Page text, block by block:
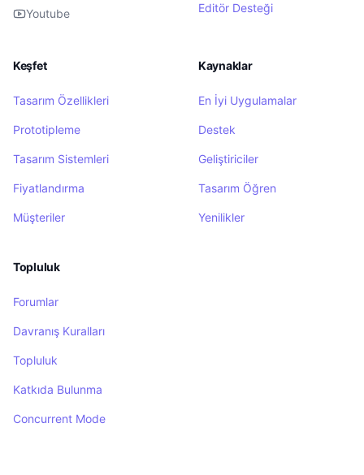
Youtube Editör Desteği
Keşfet
Tasarım Özellikleri
Prototipleme
Tasarım Sistemleri
Fiyatlandırma
Müşteriler
Kaynaklar
En İyi Uygulamalar
Destek
Geliştiriciler
Tasarım Öğren
Yenilikler
Topluluk
Forumlar
Davranış Kuralları
Topluluk
Katkıda Bulunma
Concurrent Mode